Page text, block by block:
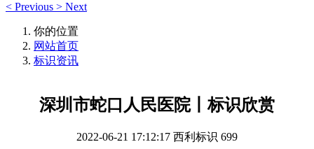
< Previous > Next
你的位置
网站首页
标识资讯
深圳市蛇口人民医院丨标识欣赏
2022-06-21 17:12:17 西利标识 699